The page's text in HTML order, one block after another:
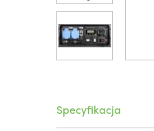
Specyfikacja